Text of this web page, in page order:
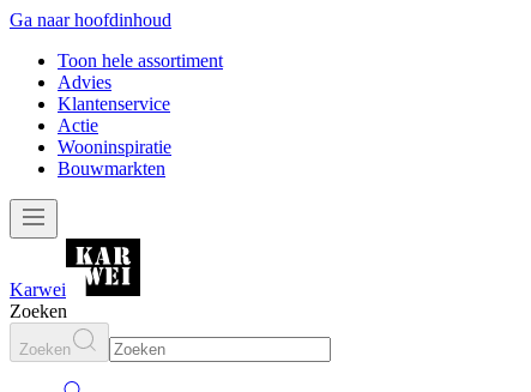
Ga naar hoofdinhoud
Toon hele assortiment
Advies
Klantenservice
Actie
Wooninspiratie
Bouwmarkten
Karwei
Zoeken
Zoeken